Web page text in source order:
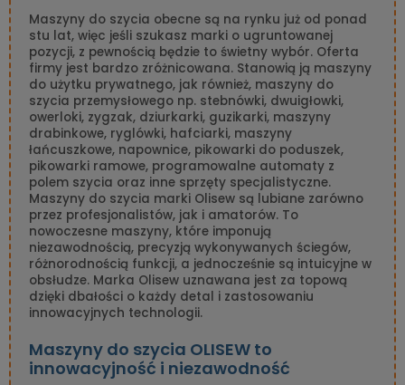
Maszyny do szycia obecne są na rynku już od ponad
stu lat, więc jeśli szukasz marki o ugruntowanej
pozycji, z pewnością będzie to świetny wybór. Oferta
firmy jest bardzo zróżnicowana. Stanowią ją maszyny
do użytku prywatnego, jak również, maszyny do
szycia przemysłowego np. stebnówki, dwuigłowki,
owerloki, zygzak, dziurkarki, guzikarki, maszyny
drabinkowe, ryglówki, hafciarki, maszyny
łańcuszkowe, napownice, pikowarki do poduszek,
pikowarki ramowe, programowalne automaty z
polem szycia oraz inne sprzęty specjalistyczne.
Maszyny do szycia marki Olisew są lubiane zarówno
przez profesjonalistów, jak i amatorów. To
nowoczesne maszyny, które imponują
niezawodnością, precyzją wykonywanych ściegów,
różnorodnością funkcji, a jednocześnie są intuicyjne w
obsłudze. Marka Olisew uznawana jest za topową
dzięki dbałości o każdy detal i zastosowaniu
innowacyjnych technologii.
Maszyny do szycia OLISEW to
innowacyjność i niezawodność